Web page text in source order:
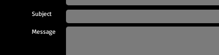
Subject
Message